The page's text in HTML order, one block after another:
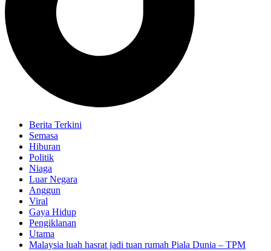
Berita Terkini
Semasa
Hiburan
Politik
Niaga
Luar Negara
Anggun
Viral
Gaya Hidup
Pengiklanan
Utama
Malaysia luah hasrat jadi tuan rumah Piala Dunia – TPM